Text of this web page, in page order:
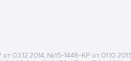
03.12.2014, №15-1448-КР от